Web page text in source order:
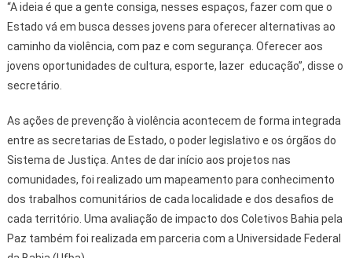
“A ideia é que a gente consiga, nesses espaços, fazer com que o
Estado vá em busca desses jovens para oferecer alternativas ao
caminho da violência, com paz e com segurança. Oferecer aos
jovens oportunidades de cultura, esporte, lazer educação”, disse o
secretário.
As ações de prevenção à violência acontecem de forma integrada
entre as secretarias de Estado, o poder legislativo e os órgãos do
Sistema de Justiça. Antes de dar início aos projetos nas
comunidades, foi realizado um mapeamento para conhecimento
dos trabalhos comunitários de cada localidade e dos desafios de
cada território. Uma avaliação de impacto dos Coletivos Bahia pela
Paz também foi realizada em parceria com a Universidade Federal